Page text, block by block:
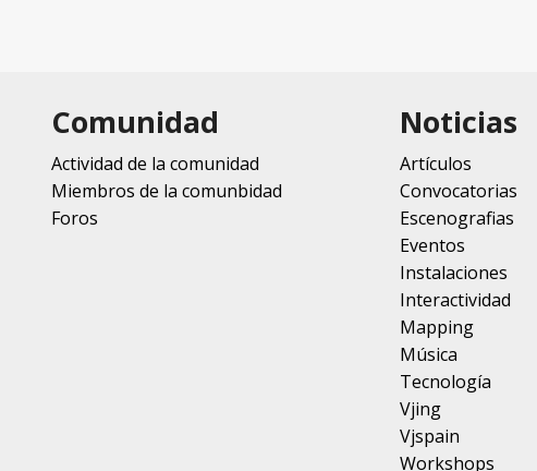
Comunidad
Actividad de la comunidad
Miembros de la comunbidad
Foros
Noticias
Artículos
Convocatorias
Escenografias
Eventos
Instalaciones
Interactividad
Mapping
Música
Tecnología
Vjing
Vjspain
Workshops